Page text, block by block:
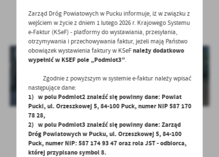
Galeria zdjęć
POWRÓT UDOSTĘPNIJ
Zarząd Dróg Powiatowych w Pucku informuje, iż w związku z
wejściem w życie z dniem 1 lutego 2026 r. Krajowego Systemu
e-Faktur (KSeF) - platformy do wystawiania, przesyłania,
otrzymywania i przechowywania faktur, jeżeli mają Państwo
obowiązek wystawienia faktury w KSeFnależy dodatkowo
wypełnić w KSEF pole „Podmiot3”.
Zgodnie z powyższym w systemie e-faktur należy wpisać
następujące dane:
1) w polu Podmiot2 znaleźć się powinny dane: Powiat
Pucki, ul. Orzeszkowej 5, 84-100 Puck, numer NIP 587 170
78 28,
2) w polu Podmiot3 znaleźć się powinny dane: Zarząd
Dróg Powiatowych w Pucku, ul. Orzeszkowej 5, 84-100
Puck, numer NIP: 587 174 93 47 oraz rola JST - odbiorca,
której przypisano symbol 8.